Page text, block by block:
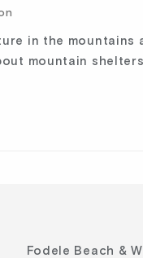
in the
mountain
Fodele Beach &